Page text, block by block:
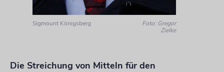
Sigmount Königsberg
Foto: Gregor
Zielke
Die Streichung von Mitteln für den